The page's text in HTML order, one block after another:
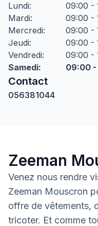
Lundi:
09:00 -
Mardi:
09:00 -
Mercredi:
09:00 -
Jeudi:
09:00 -
Vendredi:
09:00 -
Samedi: 09:00 -
Contact
056381044
Zeeman
Venez nous rendre
Zeeman Mouscron
offre de vêtements,
tricoter. Et comme